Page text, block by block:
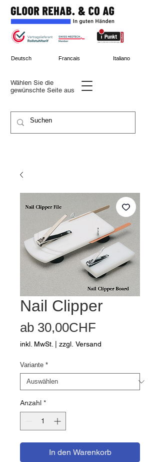
Wählen Sie die
gewünschte Seite aus
Deutsch Francais Italiano
Nail Clipper
ab 30,00CHF
Preis
inkl. MwSt. zzgl. Versand
Variante *
Anzahl *
In den Warenkorb